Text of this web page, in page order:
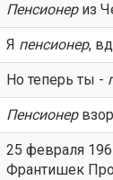
Пенсионериз
Я пенсионер,
Но теперь ты -
Пенсионер
25 февраля
Франтишек